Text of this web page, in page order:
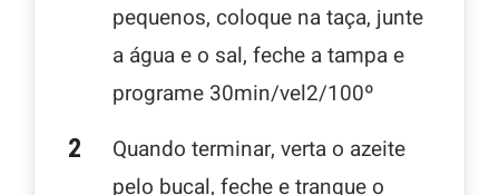
pequenos, coloque na taça, junte
a água e o sal, feche a tampa e
programe 30min/vel2/100º
Quando terminar, verta o azeite
pelo bucal, feche e tranque o